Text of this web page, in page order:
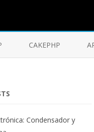
CAKEPHP
Condensador y